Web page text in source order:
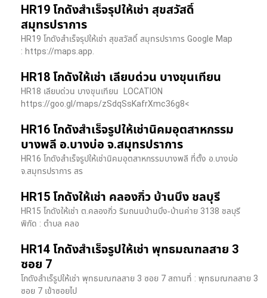
HR19 โกดังสำเร็จรุปให้เช่า สุขสวัสดิ์
สมุทรปราการ
HR19 โกดังสำเร็จรุปให้เช่า สุขสวัสดิ์ สมุทรปราการ Google Map
: https://maps.app.
HR18 โกดังให้เช่า เลียบด่วน บางขุนเทียน
HR18 เลียบด่วน​ บางขุนเทียน​ LOCATION
https://goo.gl/maps/zSdqSsKafrXmc36g8<
HR16 โกดังสำเร็จรูปให้เช่านิคมอุตสาหกรรม
บางพลี อ.บางบ่อ จ.สมุทรปราการ
HR16 โกดังสำเร็จรูปให้เช่านิคมอุตสาหกรรมบางพลี ที่ตั้ง อ.บางบ่อ
จ.สมุทรปราการ สร
HR15 โกดังให้เช่า คลองกิ่ว บ้านบึง ชลบุรี
HR15 โกดังให้เช่า ต.คลองกิ่ว ริมถนนบ้านบึง-บ้านค่าย 3138 ชลบุรี
พิกัด : ตำบล คลอ
HR14 โกดังสำเร็จรูปให้เช่า พุทธมณฑลสาย 3
ซอย 7
โกดังสำเร็รูปให้เช่า พุทธมณฑลสาย 3 ซอย 7 สถานที่ : พุทธมณฑลสาย 3
ซอย 7 เข้าซอยไป